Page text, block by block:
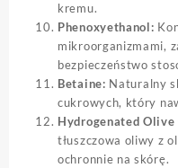
kremu.
Phenoxyethanol:
mikroorganizmami,
bezpieczeństwo
Betaine: Naturalny
cukrowych, który
Hydrogenated
tłuszczowa oliwy z
ochronnie na skórę.